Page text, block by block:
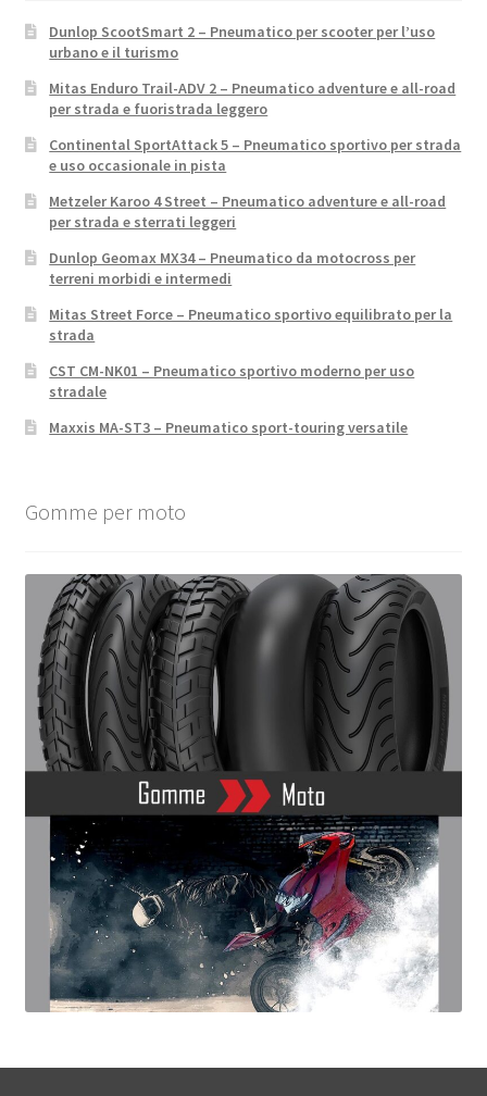
Dunlop ScootSmart 2 – Pneumatico per scooter per l’uso
urbano e il turismo
Mitas Enduro Trail-ADV 2 – Pneumatico adventure e all-road
per strada e fuoristrada leggero
Continental SportAttack 5 – Pneumatico sportivo per strada
e uso occasionale in pista
Metzeler Karoo 4 Street – Pneumatico adventure e all-road
per strada e sterrati leggeri
Dunlop Geomax MX34 – Pneumatico da motocross per
terreni morbidi e intermedi
Mitas Street Force – Pneumatico sportivo equilibrato per la
strada
CST CM-NK01 – Pneumatico sportivo moderno per uso
stradale
Maxxis MA-ST3 – Pneumatico sport-touring versatile
Gomme per moto